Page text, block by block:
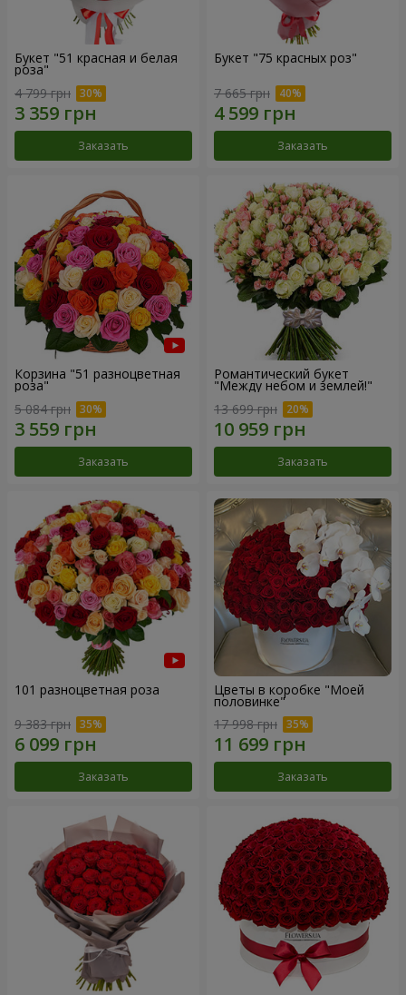
Букет "51 красная и белая
роза"
4 799 грн
Заказать
Букет "75 красных роз"
7 665 грн
Заказать
Корзина "51 разноцветная
роза"
5 084 грн
Заказать
Романтический букет
"Между небом и землей!"
13 699 грн
Заказать
101 разноцветная роза
9 383 грн
Заказать
Цветы в коробке "Моей
половинке"
17 998 грн
Заказать